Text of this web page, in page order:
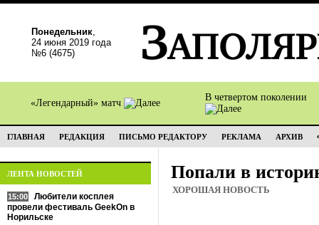
Понедельник,
24 июня 2019 года
№6 (4675)
«Легендарный» матч
В четвертом поколении
ГЛАВНАЯ РЕДАКЦИЯ ПИСЬМО РЕДАКТОРУ РЕКЛАМА АРХИВ
ЛЕНТА НОВОСТЕЙ
15:00
Любители косплея
провели фестиваль GeekOn в
Норильске
Попали в
ХОРОШАЯ НОВОСТЬ